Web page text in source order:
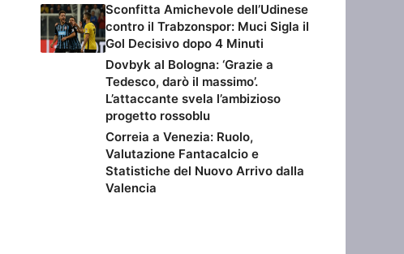
Sconfitta Amichevole dell’Udinese
contro il Trabzonspor: Muci Sigla il
Gol Decisivo dopo 4 Minuti
Dovbyk al Bologna: ‘Grazie a
Tedesco, darò il massimo’.
L’attaccante svela l’ambizioso
progetto rossoblu
Correia a Venezia: Ruolo,
Valutazione Fantacalcio e
Statistiche del Nuovo Arrivo dalla
Valencia